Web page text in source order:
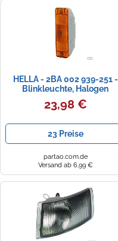
HELLA - 2BA 002 939-251 -
Blinkleuchte, Halogen
23,98 €
23 Preise
partao.com.de
Versand ab 6,99 €